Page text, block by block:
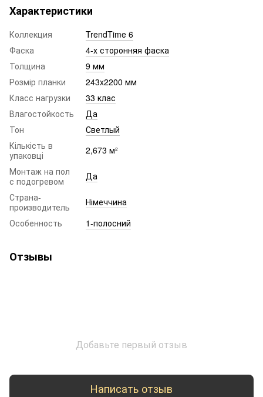
Характеристики
Коллекция
TrendTime 6
Фаска
4-х сторонняя фаска
Толщина
9 мм
Розмір планки
243x2200 мм
Класс нагрузки
33 клас
Влагостойкость
Да
Тон
Светлый
Кількість в
упаковці
2,673 м²
Монтаж на пол
с подогревом
Да
Страна-
производитель
Німеччина
Особенность
1-полосний
Отзывы
Добавьте первый отзыв
Написать отзыв